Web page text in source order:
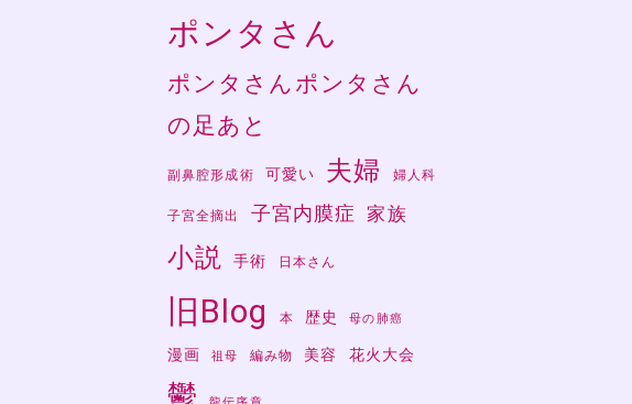
ポンタさん
ポンタさんポンタさん
の足あと
副鼻腔形成術 可愛い 夫婦 婦人科
子宮全摘出 子宮内膜症 家族
小説 手術 日本さん
旧Blog 本 歴史 母の肺癌
漫画 祖母 編み物 美容 花火大会
鬱